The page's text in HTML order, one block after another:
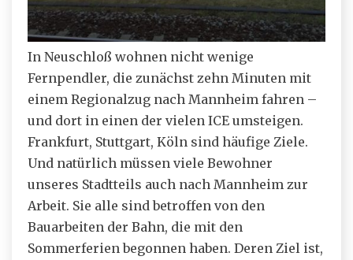
In Neuschloß wohnen nicht wenige
Fernpendler, die zunächst zehn Minuten mit
einem Regionalzug nach Mannheim fahren –
und dort in einen der vielen ICE umsteigen.
Frankfurt, Stuttgart, Köln sind häufige Ziele.
Und natürlich müssen viele Bewohner
unseres Stadtteils auch nach Mannheim zur
Arbeit. Sie alle sind betroffen von den
Bauarbeiten der Bahn, die mit den
Sommerferien begonnen haben. Deren Ziel ist,